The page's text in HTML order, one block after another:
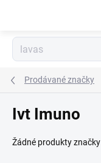
Prodávané značky
Ivt Imuno
Žádné produkty značky